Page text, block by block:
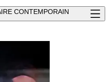
CONTEMPORAIN